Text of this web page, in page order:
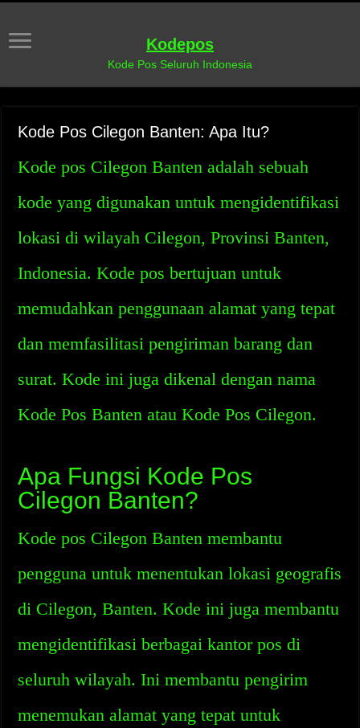
Kodepos
Kode Pos Seluruh Indonesia
Kode Pos Cilegon Banten: Apa Itu?
Kode pos Cilegon Banten adalah sebuah
kode yang digunakan untuk mengidentifikasi
lokasi di wilayah Cilegon, Provinsi Banten,
Indonesia. Kode pos bertujuan untuk
memudahkan penggunaan alamat yang tepat
dan memfasilitasi pengiriman barang dan
surat. Kode ini juga dikenal dengan nama
Kode Pos Banten atau Kode Pos Cilegon.
Apa Fungsi Kode Pos
Cilegon Banten?
Kode pos Cilegon Banten membantu
pengguna untuk menentukan lokasi geografis
di Cilegon, Banten. Kode ini juga membantu
mengidentifikasi berbagai kantor pos di
seluruh wilayah. Ini membantu pengirim
menemukan alamat yang tepat untuk